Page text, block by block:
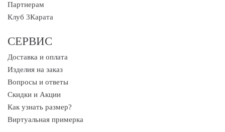
Партнерам
Клуб 3Карата
СЕРВИС
Доставка и оплата
Изделия на заказ
Вопросы и ответы
Скидки и Акции
Как узнать размер?
Виртуальная примерка